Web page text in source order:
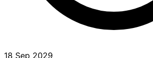
18 Sep 2029